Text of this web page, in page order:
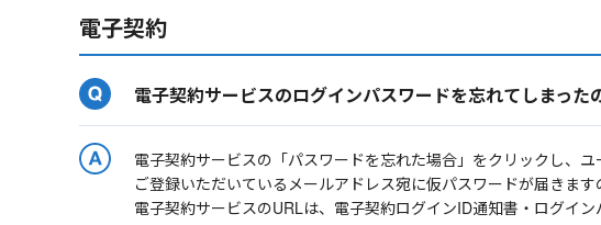
電子契約
電子契約サービスのログインパスワードを忘れてしまった
電子契約サービスの「パスワードを忘れた場合」をクリックし、
ご登録いただいているメールアドレス宛に仮パスワードが届きま
電子契約サービスのURLは、電子契約ログインID通知書・ログイン